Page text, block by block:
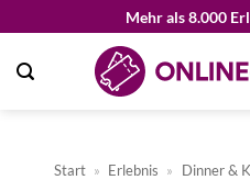
springen
Mehr als 8.000
Start » Erlebnis » Dinner &